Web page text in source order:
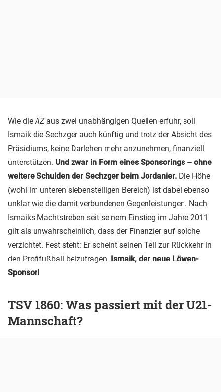
Wie die AZaus zwei unabhängigen Quellen erfuhr, soll
Ismaik die Sechzger auch künftig und trotz der Absicht des
Präsidiums, keine Darlehen mehr anzunehmen, finanziell
unterstützen. Und zwar in Form eines Sponsorings – ohne
weitere Schulden der Sechzger beim Jordanier. Die Höhe
(wohl im unteren siebenstelligen Bereich) ist dabei ebenso
unklar wie die damit verbundenen Gegenleistungen. Nach
Ismaiks Machtstreben seit seinem Einstieg im Jahre 2011
gilt als unwahrscheinlich, dass der Finanzier auf solche
verzichtet. Fest steht: Er scheint seinen Teil zur Rückkehr in
den Profifußball beizutragen. Ismaik, der neue Löwen-
Sponsor!
TSV 1860: Was passiert mit der U21-
Mannschaft?